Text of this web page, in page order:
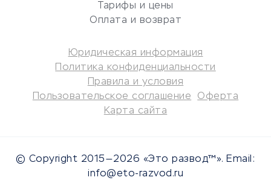
Потребительские кредиты
Кредитные карты
Дебетовые карты
Микрофинансовые
Улучшение кредитной
Тарифы и цены
Оплата и возврат
Юридическая информация
Политика конфиденциальности
Правила и условия
Пользовательское соглашение
Оферта
Карта сайта
© Copyright 2015—2026 «Это развод™». Email:
info@eto-razvod.ru